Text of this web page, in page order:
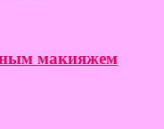
макияжем